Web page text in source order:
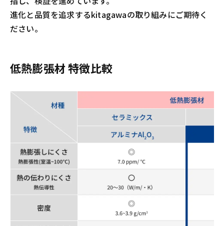
進化と品質を追求するkitagawaの取り組みにご期待く
ださい。
低熱膨張材 特徴比較